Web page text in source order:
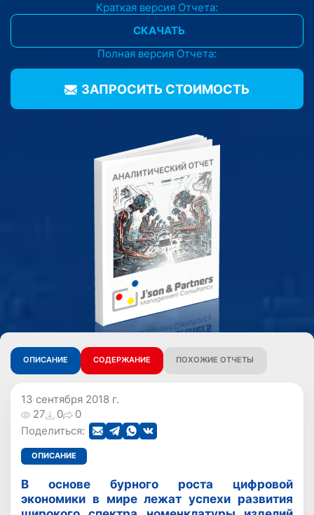
Краткая версия Отчета:
СКАЧАТЬ
Полная версия Отчета:
ЗАПРОСИТЬ CТОИМОСТЬ
ОПИСАНИЕ СОДЕРЖАНИЕ ПОХОЖИЕ ОТЧЕТЫ
13 сентября 2018 г.
27
0
0
Поделиться:
ОПИСАНИЕ
В основе бурного роста цифровой
экономики в мире лежат успехи развития